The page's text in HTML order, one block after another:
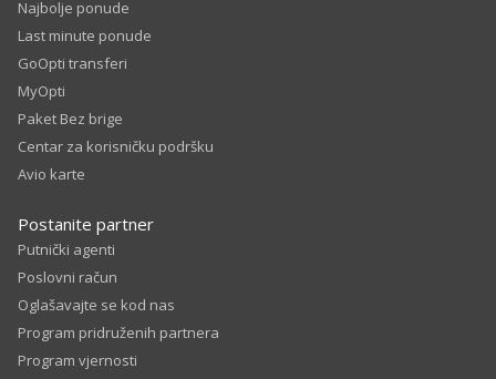
Najbolje ponude
Last minute ponude
GoOpti transferi
MyOpti
Paket Bez brige
Centar za korisničku podršku
Avio karte
Postanite partner
Putnički agenti
Poslovni račun
Oglašavajte se kod nas
Program pridruženih partnera
Program vjernosti